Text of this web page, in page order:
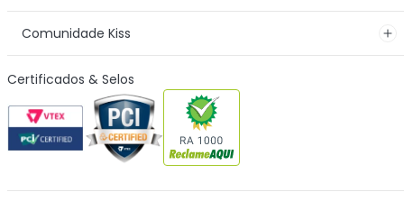
Comunidade Kiss
Certificados & Selos